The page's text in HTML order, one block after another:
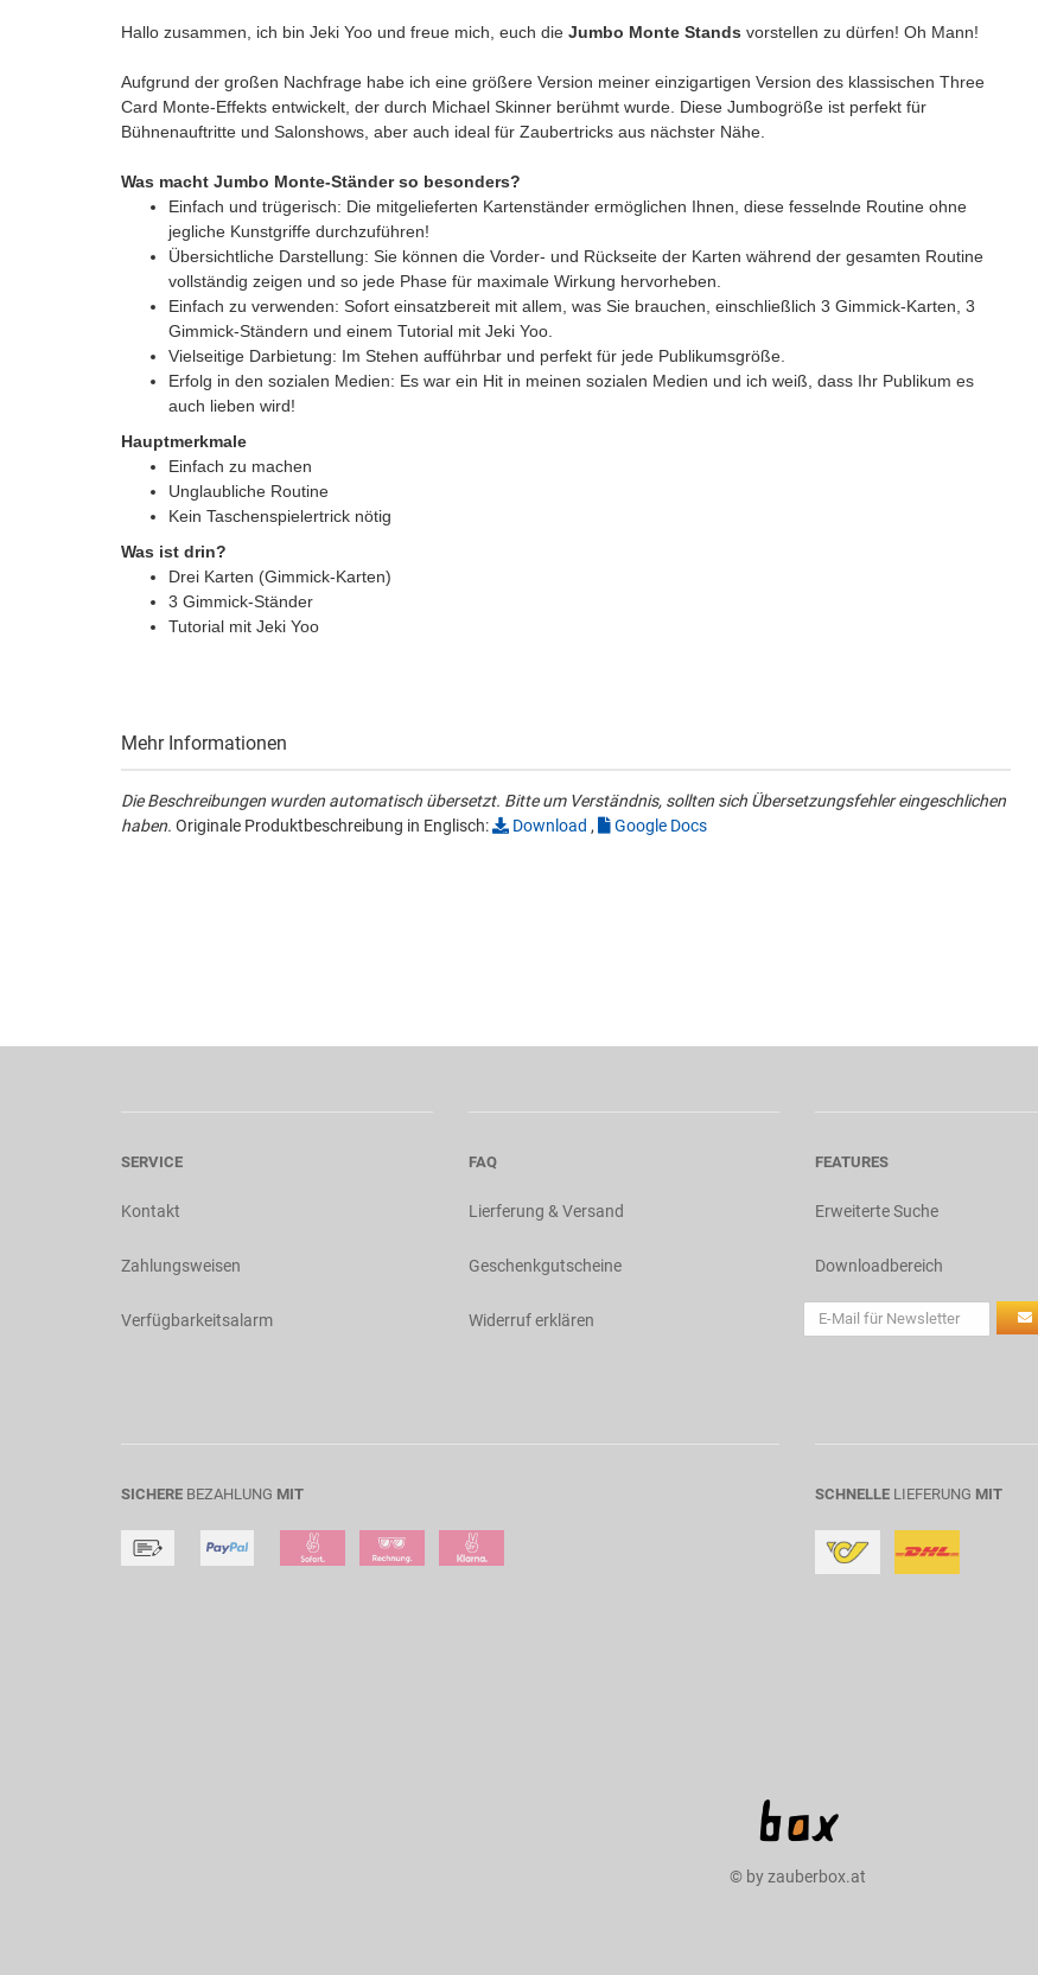
Hallo zusammen, ich bin Jeki Yoo und freue mich, euch die Jumbo Monte Stands vorstellen zu dürfen! Oh Mann!
Aufgrund der großen Nachfrage habe ich eine größere Version meiner einzigartigen Version des klassischen Three
Card Monte-Effekts entwickelt, der durch Michael Skinner berühmt wurde. Diese Jumbogröße ist perfekt für
Bühnenauftritte und Salonshows, aber auch ideal für Zaubertricks aus nächster Nähe.
Was macht Jumbo Monte-Ständer so besonders?
Einfach und trügerisch: Die mitgelieferten Kartenständer ermöglichen Ihnen, diese fesselnde Routine ohne
jegliche Kunstgriffe durchzuführen!
Übersichtliche Darstellung: Sie können die Vorder- und Rückseite der Karten während der gesamten Routine
vollständig zeigen und so jede Phase für maximale Wirkung hervorheben.
Einfach zu verwenden: Sofort einsatzbereit mit allem, was Sie brauchen, einschließlich 3 Gimmick-Karten, 3
Gimmick-Ständern und einem Tutorial mit Jeki Yoo.
Vielseitige Darbietung: Im Stehen aufführbar und perfekt für jede Publikumsgröße.
Erfolg in den sozialen Medien: Es war ein Hit in meinen sozialen Medien und ich weiß, dass Ihr Publikum es
auch lieben wird!
Hauptmerkmale
Einfach zu machen
Unglaubliche Routine
Kein Taschenspielertrick nötig
Was ist drin?
Drei Karten (Gimmick-Karten)
3 Gimmick-Ständer
Tutorial mit Jeki Yoo
Mehr Informationen
Die Beschreibungen wurden automatisch übersetzt. Bitte um Verständnis, sollten sich Übersetzungsfehler eingeschlichen
haben. Originale Produktbeschreibung in Englisch: Download , Google Docs
SERVICE
Kontakt
Zahlungsweisen
Verfügbarkeitsalarm
FAQ
Lierferung & Versand
Geschenkgutscheine
Widerruf erklären
FEATURES
Erweiterte Suche
Downloadbereich
SICHERE BEZAHLUNG MIT SCHNELLE LIEFERUNG MIT
© by zauberbox.at